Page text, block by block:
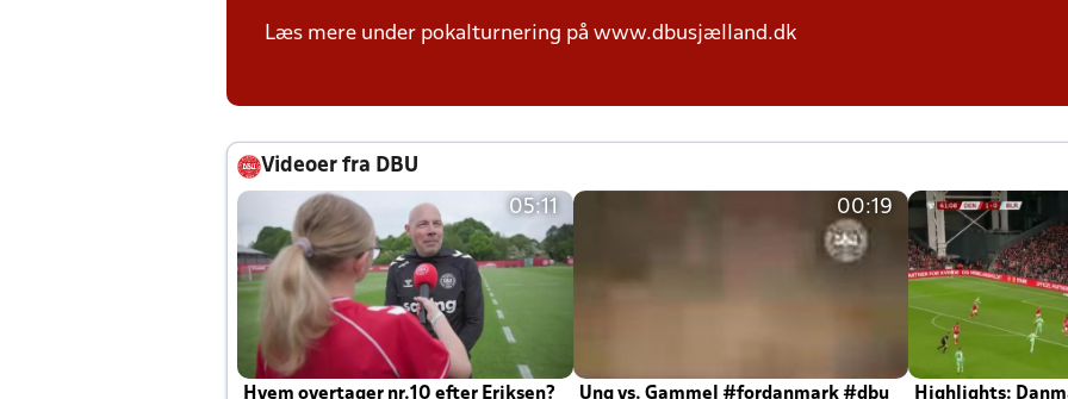
Læs mere under pokalturnering på www.dbusjælland.dk
Videoer fra DBU
05:11
Hvem overtager nr.10 efter Eriksen?
00:19
Ung vs. Gammel #fordanmark #dbu
Highlights: